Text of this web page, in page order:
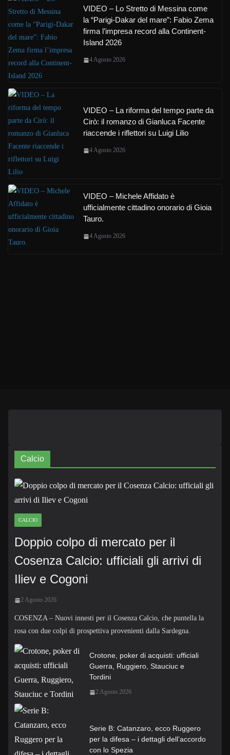
VIDEO – Lo Stretto di Messina come
la “Parigi-Dakar del mare”: Fabio Zema
firma l’impresa record alla Continent-
Island 2026
4 Agosto 2026
VIDEO – La riforma del tempo parte da
Cirò: il romanzo di Gianluca Facente
riaccende i riflettori su Luigi Lilio
4 Agosto 2026
VIDEO – Michele Affidato è
ufficialmente cittadino onorario di Gioia
Tauro.
4 Agosto 2026
Calcio
CALCIO
Doppio colpo di mercato per il
Cosenza Calcio: ufficiali gli arrivi di
Iliev e Cogoni
2 Agosto 2026
COSENZA – Nuovi innesti per il Cosenza Calcio, che puntella la
rosa con due colpi di prospettiva provenienti dalla Sardegna.
Crotone, poker di acquisti: ufficiali
Guerra, Ruggiero, Stauciuc e
Tordini
2 Agosto 2026
Serie B: Catanzaro, ecco Ruggero
per la difesa – i dettagli dell’accordo
con lo Spezia